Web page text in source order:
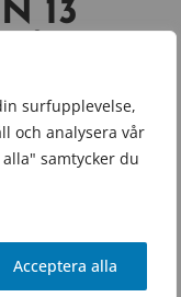
surfupplevelse,
och analysera vår
samtycker du
Acceptera alla
13
60